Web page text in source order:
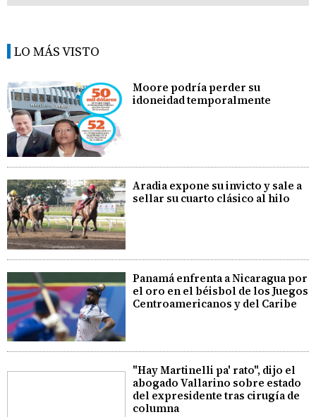
LO MÁS VISTO
Moore podría perder su
idoneidad temporalmente
Aradia expone su invicto y sale a
sellar su cuarto clásico al hilo
Panamá enfrenta a Nicaragua por
el oro en el béisbol de los Juegos
Centroamericanos y del Caribe
"Hay Martinelli pa' rato", dijo el
abogado Vallarino sobre estado
del expresidente tras cirugía de
columna